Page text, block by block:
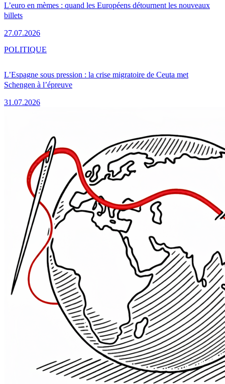
L’euro en mèmes : quand les Européens détournent les nouveaux
billets
27.07.2026
L’Espagne sous pression : la crise migratoire de Ceuta met
Schengen à l’épreuve
31.07.2026
POLITIQUE